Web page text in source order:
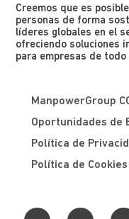
Creemos que es
personas de forma
líderes globales en el
ofreciendo soluciones
para empresas de todo
ManpowerGroup
Oportunidades de
Política de
Política de Cookies